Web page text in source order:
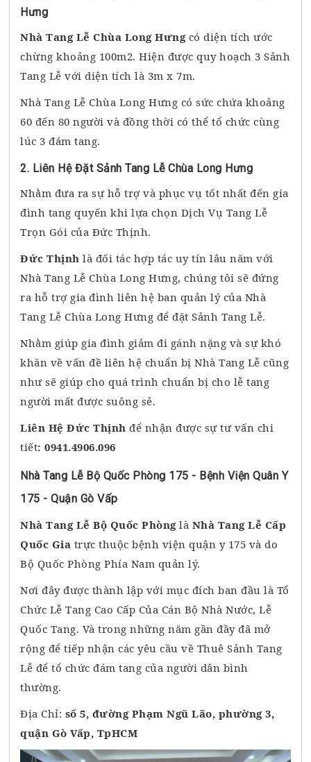
Hưng
Nhà Tang Lễ Chùa Long Hưngcó diện tích ước
chừng khoảng 100m2. Hiện được quy hoạch 3 Sảnh
Tang Lễ với diện tích là 3m x 7m.
Nhà Tang Lễ Chùa Long Hưng có sức chứa khoảng
60 đến 80 người và đồng thời có thể tổ chức cùng
lúc 3 đám tang.
2. Liên Hệ Đặt Sảnh Tang Lễ Chùa Long Hưng
Nhằm đưa ra sự hỗ trợ và phục vụ tốt nhất đến gia
đình tang quyến khi lựa chọn Dịch Vụ Tang Lễ
Trọn Gói của Đức Thịnh.
Đức Thịnh là đối tác hợp tác uy tín lâu năm với
Nhà Tang Lễ Chùa Long Hưng, chúng tôi sẽ đứng
ra hỗ trợ gia đình liên hệ ban quản lý của Nhà
Tang Lễ Chùa Long Hưng để đặt Sảnh Tang Lễ.
Nhằm giúp gia đình giảm đi gánh nặng và sự khó
khăn về vấn đề liên hệ chuẩn bị Nhà Tang Lễ cũng
như sẽ giúp cho quá trình chuẩn bị cho lễ tang
người mất được suông sẻ.
Liên Hệ Đức Thịnhđể nhận được sự tư vấn chi
tiết: 0941.4906.096
Nhà Tang Lễ Bộ Quốc Phòng 175 - Bệnh Viện Quân Y
175 - Quận Gò Vấp
Nhà Tang Lễ Bộ Quốc Phònglà Nhà Tang Lễ Cấp
Quốc Gia trực thuộc bệnh viện quận y 175 và do
Bộ Quốc Phòng Phía Nam quản lý.
Nơi đây được thành lập với mục đích ban đầu là Tổ
Chức Lễ Tang Cao Cấp Của Cán Bộ Nhà Nước, Lễ
Quốc Tang. Và trong những năm gần đầy đã mở
rộng để tiếp nhận các yêu cầu về Thuê Sảnh Tang
Lễ để tổ chức đám tang của người dân bình
thường.
Địa Chỉ: số 5, đường Phạm Ngũ Lão, phường 3,
quận Gò Vấp, TpHCM